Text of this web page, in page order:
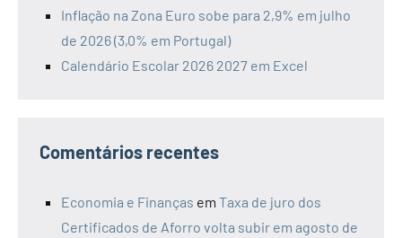
Inflação na Zona Euro sobe para 2,9% em julho
de 2026 (3,0% em Portugal)
Calendário Escolar 2026 2027 em Excel
Comentários recentes
Economia e Finanças em Taxa de juro dos
Certificados de Aforro volta subir em agosto de